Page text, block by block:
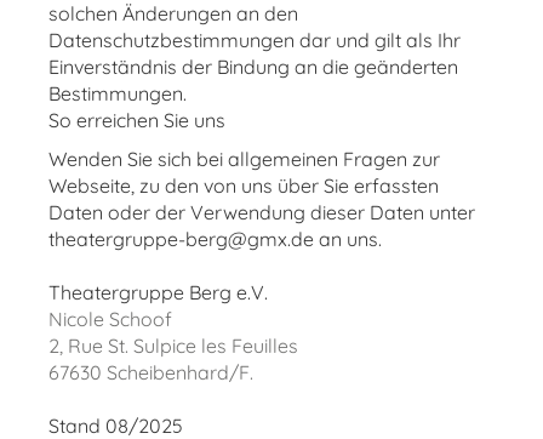
solchen Änderungen an den
Datenschutzbestimmungen dar und gilt als Ihr
Einverständnis der Bindung an die geänderten
Bestimmungen.
So erreichen Sie uns
Wenden Sie sich bei allgemeinen Fragen zur
Webseite, zu den von uns über Sie erfassten
Daten oder der Verwendung dieser Daten unter
theatergruppe-berg@gmx.de an uns.
Theatergruppe Berg e.V.
Nicole Schoof
2, Rue St. Sulpice les Feuilles
67630 Scheibenhard/F.
Stand 08/2025